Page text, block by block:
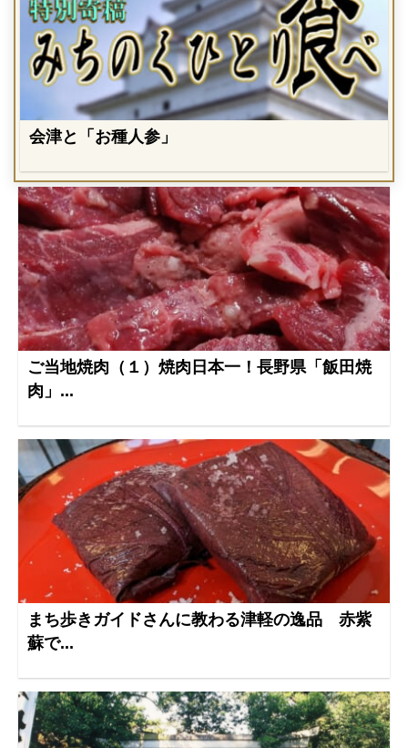
会津と「お種人参」
ご当地焼肉（１）焼肉日本一！長野県「飯田焼
肉」...
まち歩きガイドさんに教わる津軽の逸品 赤紫
蘇で...